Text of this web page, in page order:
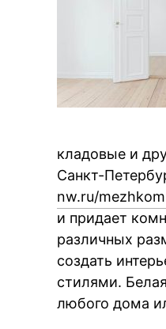
кладовые и
Санкт-
nw.ru/
и придает
различных
создать
стилями.
любого дома